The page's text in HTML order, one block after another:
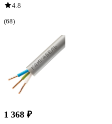
4.8
(68)
1 368 ₽